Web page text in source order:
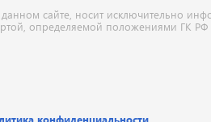
сайте, носит исключительно
определяемой положениями ГК РФ
конфиденциальности